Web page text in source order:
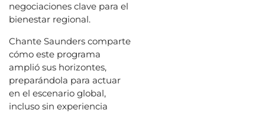
negociaciones clave para el
bienestar regional.
Chante Saunders comparte
cómo este programa
amplió sus horizontes,
preparándola para actuar
en el escenario global,
incluso sin experiencia